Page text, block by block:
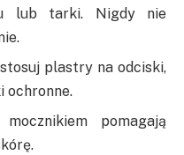
lub tarki. Nigdy nie
stosuj plastry na odciski,
ochronne.
pomagają